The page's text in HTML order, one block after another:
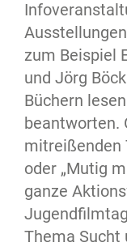
zum Beispiel
und Jörg
Büchern
beantworten.
mitreißenden
oder „Mutig
ganze
Thema Sucht